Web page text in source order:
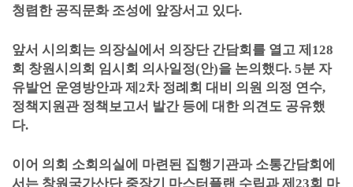
청렴한 공직문화 조성에 앞장서고 있다.
앞서 시의회는 의장실에서 의장단 간담회를 열고 제 128
회 창원시의회 임시회 의사일정(안)을 논의했다. 5분 자
유발언 운영방안과 제 2차 정례회 대비 의원 의정 연수,
정책지원관 정책보고서 발간 등에 대한 의견도 공유했
다.
이어 의회 소회의실에 마련된 집행기관과 소통간담회에
서는 창원국가산단 중장기 마스터플랜 수립과 제 23회 마